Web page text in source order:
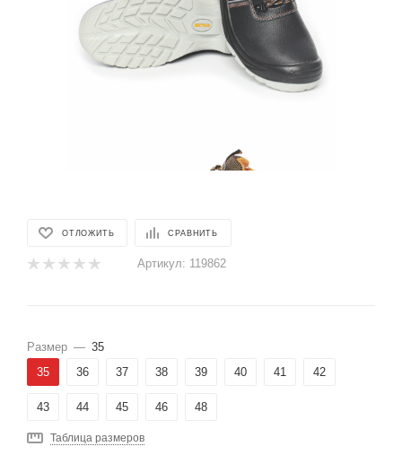
ОТЛОЖИТЬ СРАВНИТЬ
Артикул: 119862
Размер — 35
35
36 37 38 39 40 41 42
43 44 45 46 48
Таблица размеров